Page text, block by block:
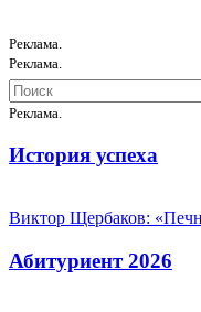
Реклама.
Реклама.
Реклама.
История успеха
Виктор Щербаков:
Абитуриент 2026